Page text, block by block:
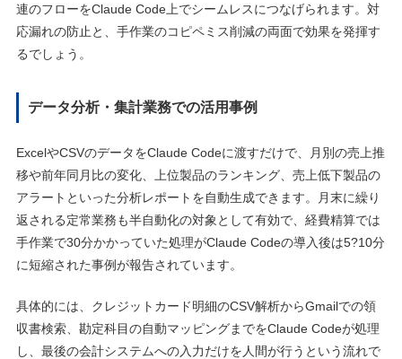
連のフローをClaude Code上でシームレスにつなげられます。対
応漏れの防止と、手作業のコピペミス削減の両面で効果を発揮す
るでしょう。
データ分析・集計業務での活用事例
ExcelやCSVのデータをClaude Codeに渡すだけで、月別の売上推
移や前年同月比の変化、上位製品のランキング、売上低下製品の
アラートといった分析レポートを自動生成できます。月末に繰り
返される定常業務も半自動化の対象として有効で、経費精算では
手作業で30分かかっていた処理がClaude Codeの導入後は5?10分
に短縮された事例が報告されています。
具体的には、クレジットカード明細のCSV解析からGmailでの領
収書検索、勘定科目の自動マッピングまでをClaude Codeが処理
し、最後の会計システムへの入力だけを人間が行うという流れで